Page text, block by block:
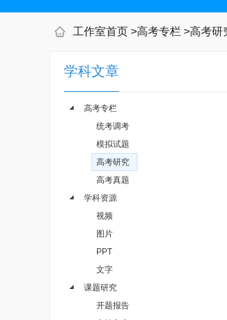
工作室首页 >高考专栏 >高考研
学科文章
高考专栏
统考调考
模拟试题
高考研究
高考真题
学科资源
视频
图片
PPT
文字
课题研究
开题报告